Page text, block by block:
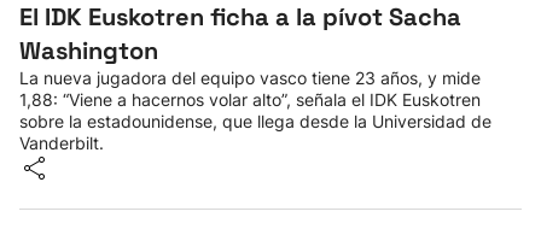
El IDK Euskotren ficha a la pívot Sacha
Washington
La nueva jugadora del equipo vasco tiene 23 años, y mide
1,88: “Viene a hacernos volar alto”, señala el IDK Euskotren
sobre la estadounidense, que llega desde la Universidad de
Vanderbilt.